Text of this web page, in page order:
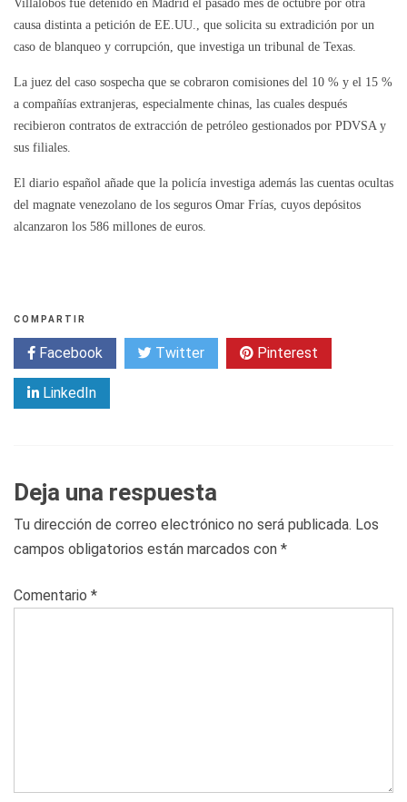
causa distinta a petición de EE.UU., que solicita su extradición por un
caso de blanqueo y corrupción, que investiga un tribunal de Texas.
La juez del caso sospecha que se cobraron comisiones del 10 % y el 15 %
a compañías extranjeras, especialmente chinas, las cuales después
recibieron contratos de extracción de petróleo gestionados por PDVSA y
sus filiales.
El diario español añade que la policía investiga además las cuentas ocultas
del magnate venezolano de los seguros Omar Frías, cuyos depósitos
alcanzaron los 586 millones de euros.
COMPARTIR
Facebook Twitter Pinterest
LinkedIn
Deja una respuesta
Tu dirección de correo electrónico no será publicada. Los
campos obligatorios están marcados con *
Comentario *